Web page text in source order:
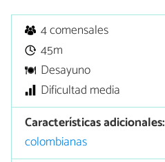
4 comensales
45m
Desayuno
Dificultad media
Características adicionales:
colombianas